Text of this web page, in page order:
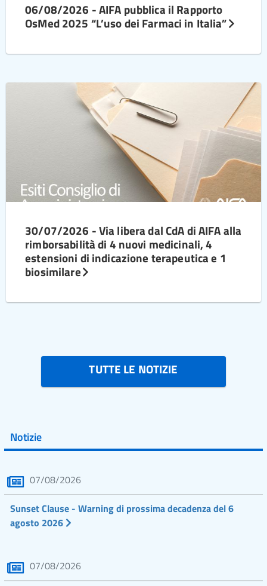
06/08/2026 - AIFA pubblica il Rapporto
OsMed 2025 “L’uso dei Farmaci in Italia”
30/07/2026 - Via libera dal CdA di AIFA alla
rimborsabilità di 4 nuovi medicinali, 4
estensioni di indicazione terapeutica e 1
biosimilare
TUTTE LE NOTIZIE
Notizie
07/08/2026
Sunset Clause - Warning di prossima decadenza del 6
agosto 2026
07/08/2026